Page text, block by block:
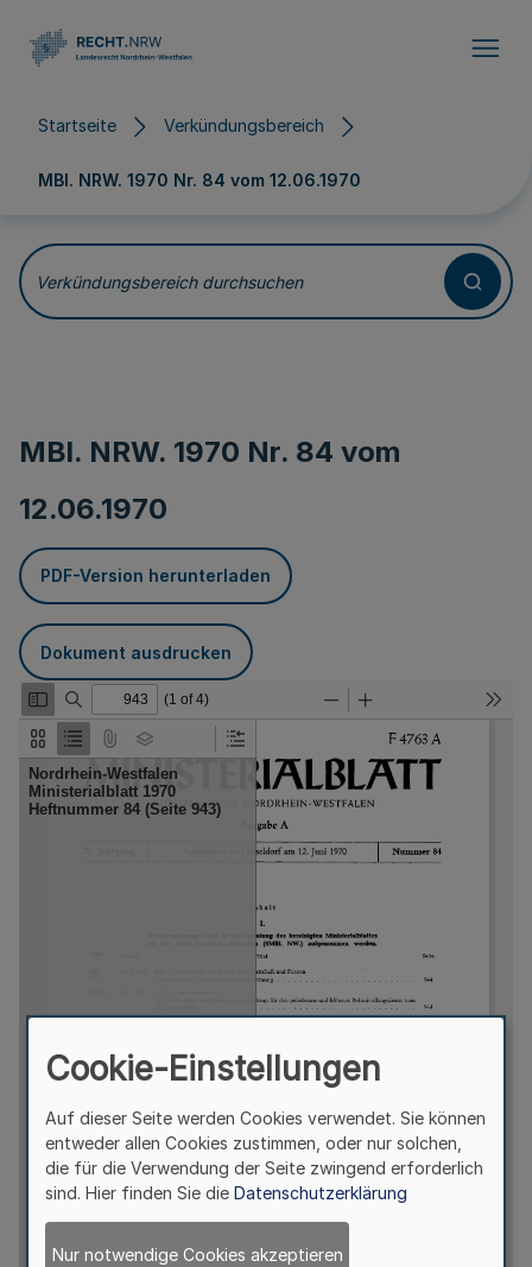
Startseite Verkündungsbereich
MBl. NRW. 1970 Nr. 84 vom 12.06.1970
Verkündungsbereich durchsuchen
MBl. NRW. 1970 Nr. 84 vom
12.06.1970
PDF-Version herunterladen
Dokument ausdrucken
Cookie-Einstellungen
Auf dieser Seite werden Cookies verwendet. Sie können
entweder allen Cookies zustimmen, oder nur solchen,
die für die Verwendung der Seite zwingend erforderlich
sind. Hier finden Sie die Datenschutzerklärung
Nur notwendige Cookies akzeptieren